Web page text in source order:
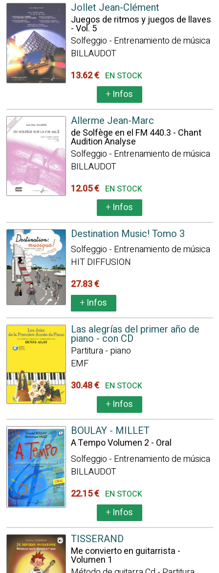
Jollet Jean-Clément
Juegos de ritmos y juegos de llaves
- Vol. 5
Solfeggio - Entrenamiento de música
BILLAUDOT
13.62 € EN STOCK
+Infos
Allerme Jean-Marc
de Solfège en el FM 440.3 - Chant
Audition Analyse
Solfeggio - Entrenamiento de música
BILLAUDOT
12.05 € EN STOCK
+Infos
Destination Music! Tomo 3
Solfeggio - Entrenamiento de música
HIT DIFFUSION
27.83 €
+Infos
Las alegrías del primer año de
piano - con CD
Partitura - piano
EMF
30.48 € EN STOCK
+Infos
BOULAY - MILLET
A Tempo Volumen 2 - Oral
Solfeggio - Entrenamiento de música
BILLAUDOT
22.15 € EN STOCK
+Infos
TISSERAND
Me convierto en guitarrista -
Volumen 1